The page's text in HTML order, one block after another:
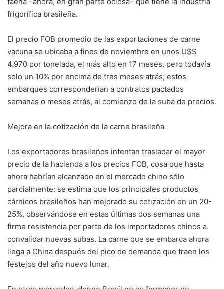
frigorífica brasileña.
El precio FOB promedio de las exportaciones de carne
vacuna se ubicaba a fines de noviembre en unos U$S
4.970 por tonelada, el más alto en 17 meses, pero todavía
solo un 10% por encima de tres meses atrás; estos
embarques corresponderían a contratos pactados
semanas o meses atrás, al comienzo de la suba de precios.
Mejora en la cotización de la carne brasileña
Los exportadores brasileños intentan trasladar el mayor
precio de la hacienda a los precios FOB, cosa que hasta
ahora habrían alcanzado en el mercado chino sólo
parcialmente: se estima que los principales productos
cárnicos brasileños han mejorado su cotización en un 20-
25%, observándose en estas últimas dos semanas una
firme resistencia por parte de los importadores chinos a
convalidar nuevas subas. La carne que se embarca ahora
llega a China después del pico de demanda que traen los
festejos del año nuevo lunar.